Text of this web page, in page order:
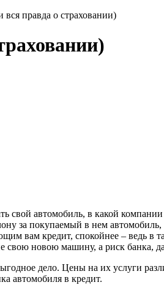
правда о страховании)
свой автомобиль, в какой
за покупаемый в нем
вам кредит, спокойнее – ведь в
свою новою машину, а риск банка,
дело. Цены на их услуги
автомобиля в кредит.